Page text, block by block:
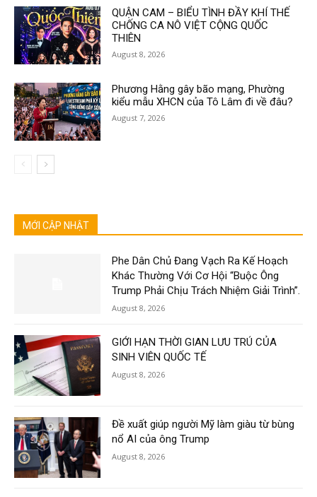
QUẬN CAM – BIỂU TÌNH ĐẦY KHÍ THẾ
CHỐNG CA NÔ VIỆT CỘNG QUỐC
THIÊN
August 8, 2026
Phương Hằng gây bão mạng, Phường
kiểu mẫu XHCN của Tô Lâm đi về đâu?
August 7, 2026
MỚI CẬP NHẬT
Phe Dân Chủ Đang Vạch Ra Kế Hoạch
Khác Thường Với Cơ Hội “Buộc Ông
Trump Phải Chịu Trách Nhiệm Giải Trình”.
August 8, 2026
GIỚI HẠN THỜI GIAN LƯU TRÚ CỦA
SINH VIÊN QUỐC TẾ
August 8, 2026
Đề xuất giúp người Mỹ làm giàu từ bùng
nổ AI của ông Trump
August 8, 2026